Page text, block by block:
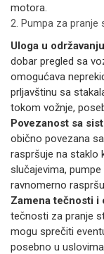
motora.
2. Pumpa za pranje
Uloga u
dobar pregled sa
omogućava
prljavštinu sa
tokom vožnje,
Povezanost sa
obično povezana
raspršuje na staklo
slučajevima,
ravnomerno
Zamena tečnosti i
tečnosti za pranje
mogu sprečiti
posebno u